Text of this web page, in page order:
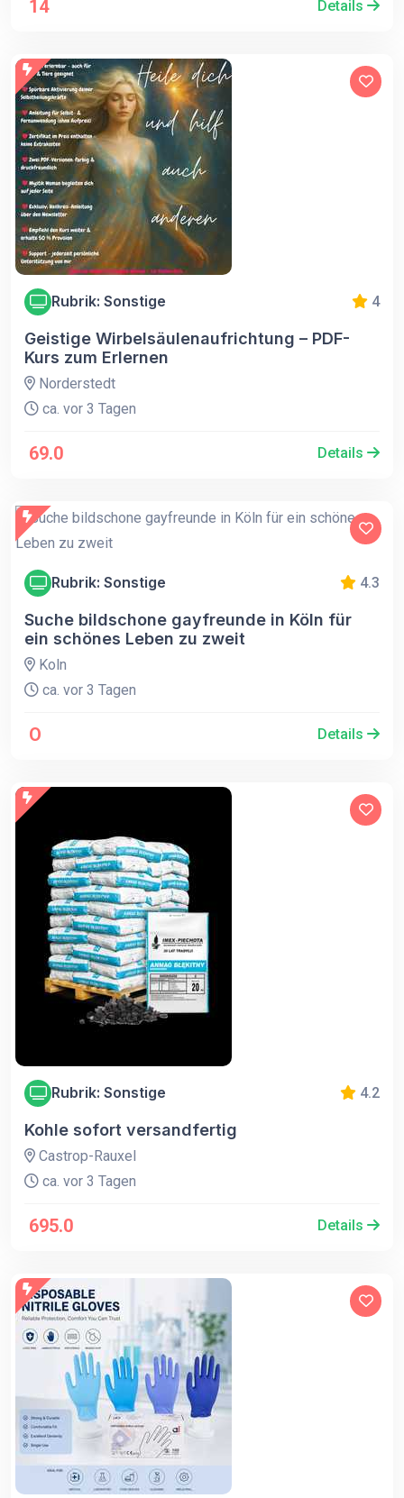
14 Details
Rubrik: Sonstige 4
Geistige Wirbelsäulenaufrichtung – PDF-
Kurs zum Erlernen
Norderstedt
ca. vor 3 Tagen
69.0 Details
Rubrik: Sonstige 4.3
Suche bildschone gayfreunde in Köln für
ein schönes Leben zu zweit
Koln
ca. vor 3 Tagen
O Details
Rubrik: Sonstige 4.2
Kohle sofort versandfertig
Castrop-Rauxel
ca. vor 3 Tagen
695.0 Details